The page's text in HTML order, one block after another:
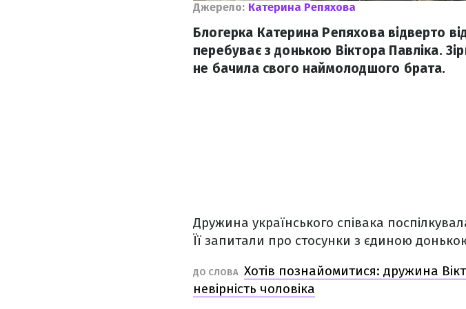
Джерело: Катерина Репяхова
Блогерка Катерина Репяхова відверто
перебуває з донькою Віктора Павліка.
не бачила свого наймолодшого брата.
Дружина українського співака
Її запитали про стосунки з єдиною
ДО СЛОВА Хотів познайомитися: дружина
невірність чоловіка